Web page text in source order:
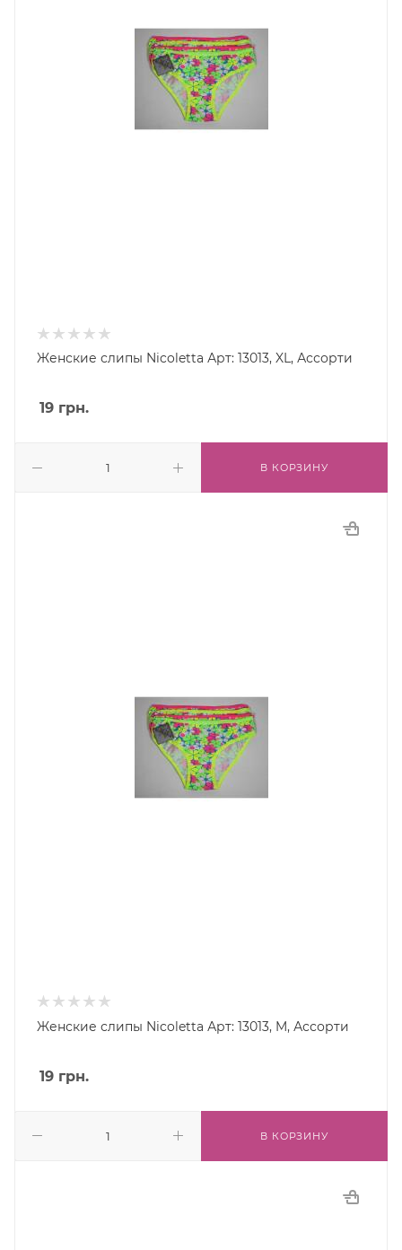
Женские слипы Nicoletta Арт: 13013, XL, Ассорти
19 грн.
В КОРЗИНУ
Женские слипы Nicoletta Арт: 13013, M, Ассорти
19 грн.
В КОРЗИНУ